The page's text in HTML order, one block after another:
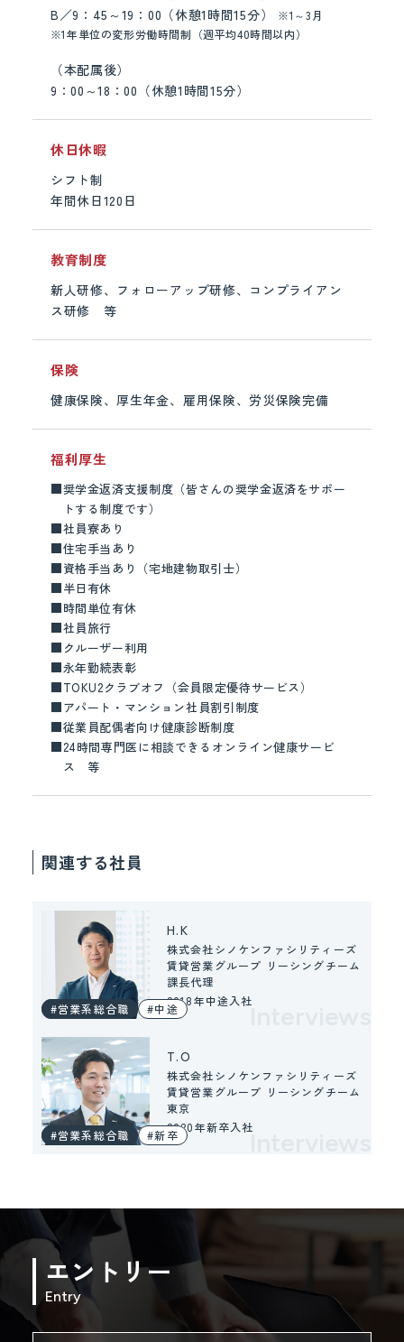
B／9：45～19：00（休憩1時間15分）
※1～3月
※1年単位の変形労働時間制（週平均40時間以内）
（本配属後）
9：00～18：00（休憩1時間15分）
休日休暇
シフト制
年間休日120日
教育制度
新人研修、フォローアップ研修、コンプライアン
ス研修 等
保険
健康保険、厚生年金、雇用保険、労災保険完備
福利厚生
■奨学金返済支援制度（皆さんの奨学金返済をサポー
トする制度です）
■社員寮あり
■住宅手当あり
■資格手当あり（宅地建物取引士）
■半日有休
■時間単位有休
■社員旅行
■ クルーザー利用
■永年勤続表彰
■TOKU2クラブオフ（会員限定優待サービス）
■アパート・マンション社員割引制度
■従業員配偶者向け健康診断制度
■24時間専門医に相談できるオンライン健康サービ
ス 等
関連する社員
H.K
株式会社シノケンファシリティーズ
賃貸営業グループ リーシングチーム
課長代理
2018年中途入社
#営業系総合職 #中途
T.O
株式会社シノケンファシリティーズ
賃貸営業グループ リーシングチーム
東京
2020年新卒入社
#営業系総合職 #新卒
エントリー
Entry